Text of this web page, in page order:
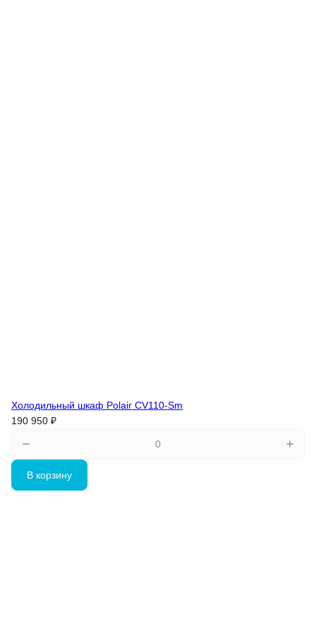
Холодильный шкаф Polair CV110-Sm
190 950 ₽
В корзину